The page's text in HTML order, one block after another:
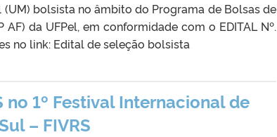
bolsista no âmbito do Programa de Bolsas de
da UFPel, em conformidade com o EDITAL Nº.
no link: Edital de seleção bolsista
no 1º Festival Internacional de
– FIVRS